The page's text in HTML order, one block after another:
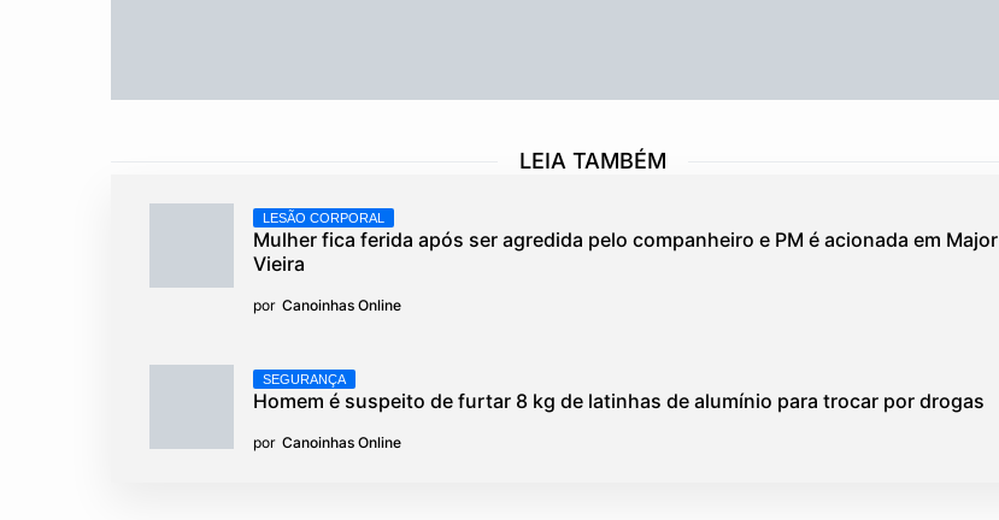
LEIA TAMBÉM
LESÃO CORPORAL
Mulher fica ferida após ser agredida pelo companheiro e PM é acionada em Major
Vieira
por Canoinhas Online
SEGURANÇA
Homem é suspeito de furtar 8 kg de latinhas de alumínio para trocar por drogas
por Canoinhas Online